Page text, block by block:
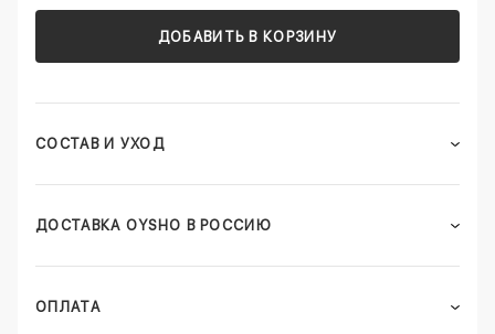
ДОБАВИТЬ В КОРЗИНУ
СОСТАВ И УХОД
ДОСТАВКА OYSHO В РОССИЮ
ОПЛАТА